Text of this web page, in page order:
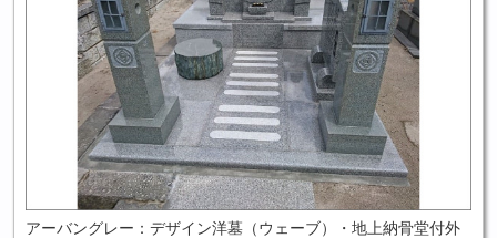
アーバングレー：デザイン洋墓（ウェーブ）・地上納骨堂付外